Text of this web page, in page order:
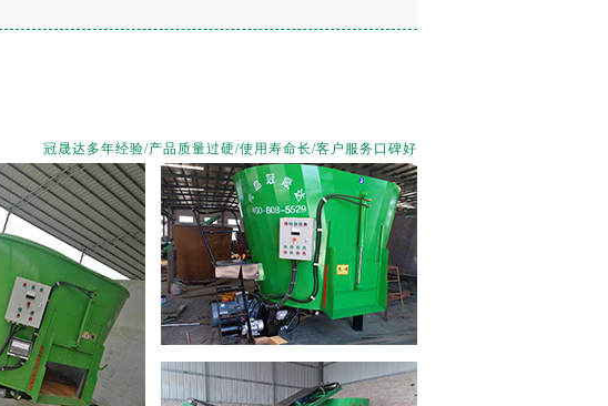
冠晟达多年经验/产品质量过硬/使用寿命长/客户服务口碑好